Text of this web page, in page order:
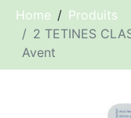
Home
Produits
2 TETINES
Avent